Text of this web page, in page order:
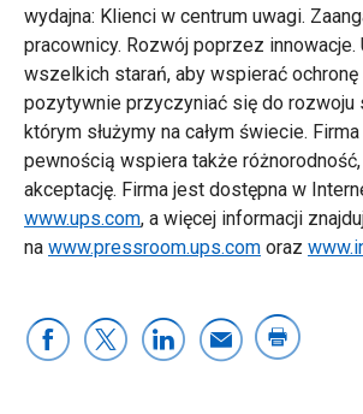
wydajna: Klienci w centrum uwagi.
pracownicy. Rozwój poprzez innowacje.
wszelkich starań, aby wspierać
pozytywnie przyczyniać się do rozwoju
którym służymy na całym świecie.
pewnością wspiera także
akceptację. Firma jest dostępna w
www.ups.com, a więcej informacji
na www.pressroom.ups.com oraz